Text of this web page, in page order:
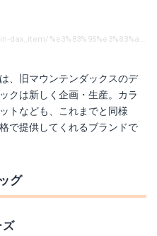
、旧マウンテンダックスのデ
クは新しく企画・生産。カラ
トなども、これまでと同様
で提供してくれるブランドで
グ
ズ